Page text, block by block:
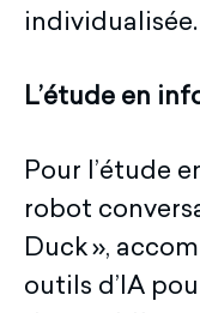
individualisée.
L’étude en
Pour l’étude
robot
Duck »,
outils d’IA